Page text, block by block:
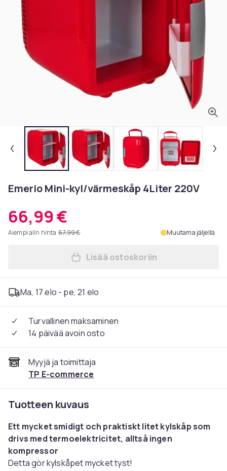
Emerio Mini-kyl/värmeskåp 4Liter 220V
66,99 €
Aiempi alin hinta 67,99 € Muutama jäljellä
Lisää Emerio Mini-kyl/
Lisää ostoskoriin
Ma, 17 elo - pe, 21 elo
Turvallinen maksaminen
14 päivää avoin osto
Myyjä ja toimittaja
TP E-commerce
Tuotteen kuvaus
Ett mycket smidigt och praktiskt litet kylskåp som
drivs med termoelektricitet, alltså ingen
kompressor
Detta gör kylskåpet mycket tyst!